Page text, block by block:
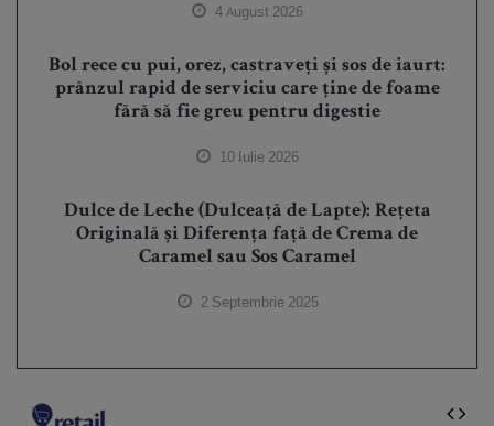
4 August 2026
Bol rece cu pui, orez, castraveți și sos de iaurt:
prânzul rapid de serviciu care ține de foame
fără să fie greu pentru digestie
10 Iulie 2026
Dulce de Leche (Dulceață de Lapte): Rețeta
Originală și Diferența față de Crema de
Caramel sau Sos Caramel
2 Septembrie 2025